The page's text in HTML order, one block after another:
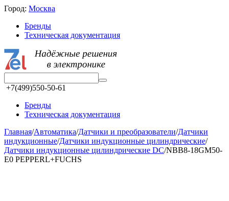
Город: Москва
Бренды
Техническая документация
+7(499)550-50-61
Бренды
Техническая документация
Главная/Автоматика/Датчики и преобразователи/Датчики
индукционные/Датчики индукционные цилиндрические/
Датчики индукционные цилиндрические DC/NBB8-18GM50-
E0 PEPPERL+FUCHS